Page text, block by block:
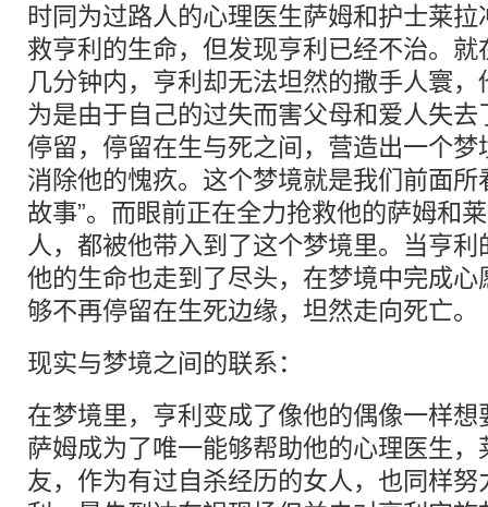
时同为过路人的心理医生萨姆和护士莱
救亨利的生命，但发现亨利已经不治。
几分钟内，亨利却无法坦然的撒手人寰
为是由于自己的过失而害父母和爱人失
停留，停留在生与死之间，营造出一个
消除他的愧疚。这个梦境就是我们前面所
故事”。而眼前正在全力抢救他的萨姆和
人，都被他带入到了这个梦境里。当亨
他的生命也走到了尽头，在梦境中完成
够不再停留在生死边缘，坦然走向死
现实与梦境之间的联系：
在梦境里，亨利变成了像他的偶像一样
萨姆成为了唯一能够帮助他的心理医生
友，作为有过自杀经历的女人，也同样